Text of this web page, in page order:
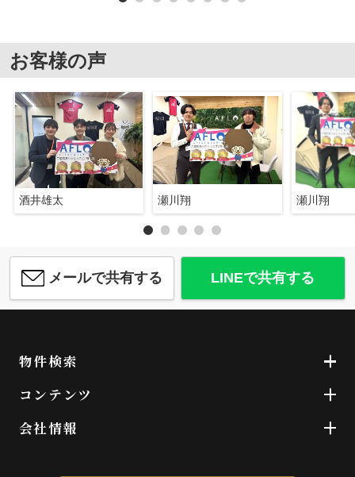
お客様の声
酒井雄太 瀬川翔 瀬川翔
メールで共有する LINEで共有する
物件検索
コンテンツ
会社情報